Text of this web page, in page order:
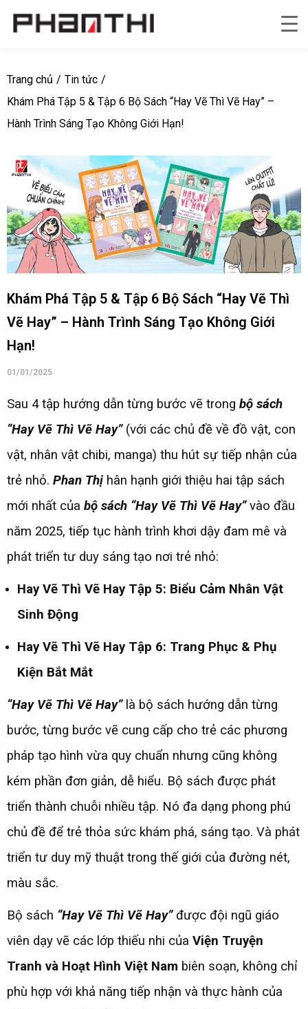
Trang chủ / Tin tức /
Khám Phá Tập 5 & Tập 6 Bộ Sách “Hay Vẽ Thì Vẽ Hay” –
Hành Trình Sáng Tạo Không Giới Hạn!
Khám Phá Tập 5 & Tập 6 Bộ Sách “Hay Vẽ Thì
Vẽ Hay” – Hành Trình Sáng Tạo Không Giới
Hạn!
01/01/2025
Sau 4 tập hướng dẫn từng bước vẽ trong bộ sách
“Hay Vẽ Thì Vẽ Hay”(với các chủ đề về đồ vật, con
vật, nhân vật chibi, manga) thu hút sự tiếp nhận của
trẻ nhỏ. Phan Thị hân hạnh giới thiệu hai tập sách
mới nhất của bộ sách “Hay Vẽ Thì Vẽ Hay”vào đầu
năm 2025, tiếp tục hành trình khơi dậy đam mê và
phát triển tư duy sáng tạo nơi trẻ nhỏ:
Hay Vẽ Thì Vẽ Hay Tập 5: Biểu Cảm Nhân Vật
Sinh Động
Hay Vẽ Thì Vẽ Hay Tập 6: Trang Phục & Phụ
Kiện Bắt Mắt
“Hay Vẽ Thì Vẽ Hay”là bộ sách hướng dẫn từng
bước, từng bước vẽ cung cấp cho trẻ các phương
pháp tạo hình vừa quy chuẩn nhưng cũng không
kém phần đơn giản, dễ hiểu. Bộ sách được phát
triển thành chuỗi nhiều tập. Nó đa dạng phong phú
chủ đề để trẻ thỏa sức khám phá, sáng tạo. Và phát
triển tư duy mỹ thuật trong thế giới của đường nét,
màu sắc.
Bộ sách “Hay Vẽ Thì Vẽ Hay”được đội ngũ giáo
viên dạy vẽ các lớp thiếu nhi của Viện Truyện
Tranh và Hoạt Hình Việt Nam biên soạn, không chỉ
phù hợp với khả năng tiếp nhận và thực hành của